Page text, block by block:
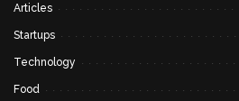
Articles
Startups
Technology
Food